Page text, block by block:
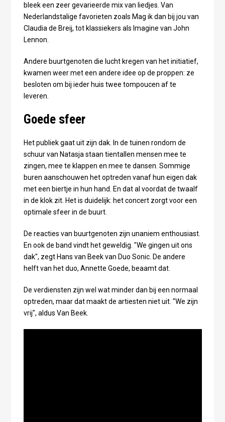
bleek een zeer gevarieerde mix van liedjes. Van
Nederlandstalige favorieten zoals Mag ik dan bij jou van
Claudia de Breij, tot klassiekers als Imagine van John
Lennon.
Andere buurtgenoten die lucht kregen van het initiatief,
kwamen weer met een andere idee op de proppen: ze
besloten om bij ieder huis twee tompoucen af te
leveren.
Goede sfeer
Het publiek gaat uit zijn dak. In de tuinen rondom de
schuur van Natasja staan tientallen mensen mee te
zingen, mee te klappen en mee te dansen. Sommige
buren aanschouwen het optreden vanaf hun eigen dak
met een biertje in hun hand. En dat al voordat de twaalf
in de klok zit. Het is duidelijk: het concert zorgt voor een
optimale sfeer in de buurt.
De reacties van buurtgenoten zijn unaniem enthousiast.
En ook de band vindt het geweldig. "We gingen uit ons
dak", zegt Hans van Beek van Duo Sonic. De andere
helft van het duo, Annette Goede, beaamt dat.
De verdiensten zijn wel wat minder dan bij een normaal
optreden, maar dat maakt de artiesten niet uit. "We zijn
vrij", aldus Van Beek.